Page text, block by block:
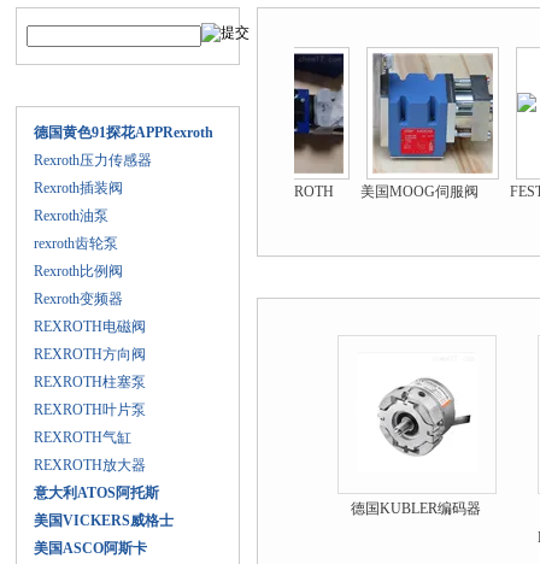
为中心。探花在线观看真诚的希望能在产品销售、
采购、工程项目承接，系统开发方面能于贵公司开
我公司主做的优势品牌：德国FESTO气动元... .. 详
细内容
德国黄色91探花APPRexroth
Rexroth压力传感器
Rexroth插装阀
Rexroth油泵
rexroth齿轮泵
Rexroth比例阀
Rexroth变频器
REXROTH电磁阀
REXROTH方向阀
REXROTH柱塞泵
REXROTH叶片泵
REXROTH气缸
REXROTH放大器
意大利ATOS阿托斯
美国VICKERS威格士
美国ASCO阿斯卡
BOSCH-REXROTH气动产品销售 美国MOOG伺服阀东莞热卖现货
德国KUBLER编码器